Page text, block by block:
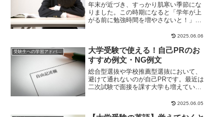
年末が近づき、すっかり肌寒い季節にな
りました。この時期になると「学年が上
がる前に勉強時間を増やさないと！」と
2025.06.06
受験生への学習アドバイス
大学受験で使える！自己PRのお
すすめ例文・NG例文
総合型選抜や学校推薦型選抜において、
避けて通れないのが自己PRです。最近は
二次試験で面接を課す大学も増えている
2025.06.05